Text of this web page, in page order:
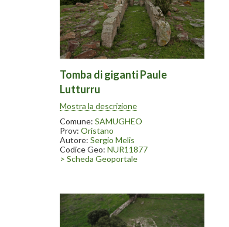
Tomba di giganti Paule
Lutturru
Scavata nel 1996-97. Nelle vicinanze
sono state ritrovate numerose statue
menhir conservate in parte presso il
museo dell’arte tessile in Samugheo
Mostra la descrizione
Comune: SAMUGHEO
Prov: Oristano
Autore: Sergio Melis
Codice Geo: NUR11877
> Scheda Geoportale